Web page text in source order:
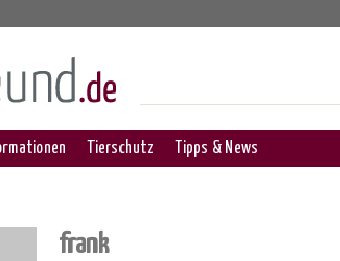
Tierschutz Tipps & News
frank